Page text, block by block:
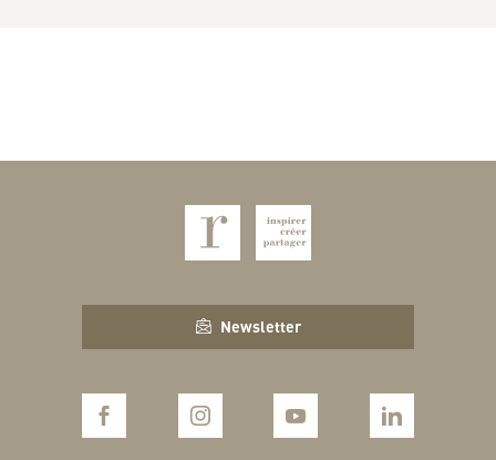
Newsletter